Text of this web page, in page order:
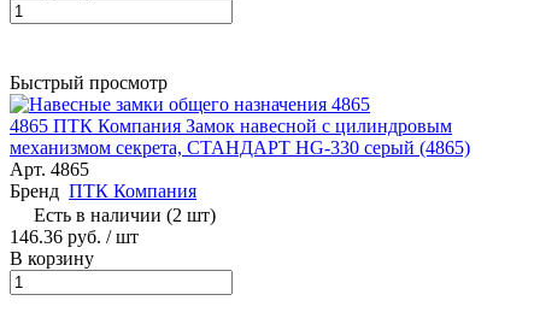
Быстрый просмотр
4865 ПТК Компания Замок навесной с цилиндровым
механизмом секрета, СТАНДАРТ HG-330 серый (4865)
Арт. 4865
Бренд ПТК Компания
Есть в наличии (2 шт)
146.36 руб. / шт
В корзину